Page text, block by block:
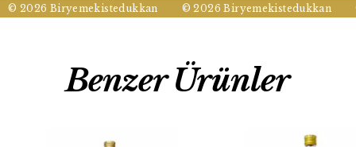
© 2026 Biryemekistedukkan © 2026 Biryemekistedukkan
Benzer Ürünler